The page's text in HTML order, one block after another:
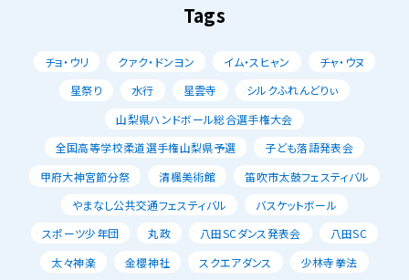
Tags
チョ・ウリ クァク・ドンヨン イム・スヒャン
チャ・ウヌ
星祭り
水行 星雲寺
シルクふれんどりぃ
山梨県ハンドボール総合選手権大会
全国高等学校柔道選手権山梨県予選
子ども落語発表会
甲府大神宮節分祭
清楓美術館
笛吹市太鼓フェスティバル
やまなし公共交通フェスティバル
バスケットボール
スポーツ少年団
丸政 八田SCダンス発表会
八田SC
太々神楽
金櫻神社 スクエアダンス
少林寺拳法